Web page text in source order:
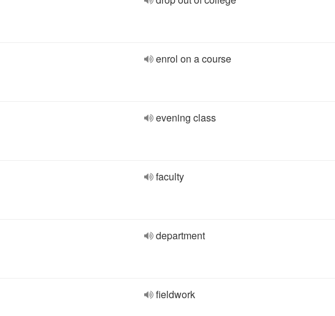
enrol on a course
evening class
faculty
department
fieldwork